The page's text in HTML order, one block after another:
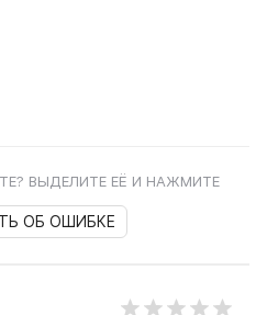
ВЫДЕЛИТЕ ЕЁ И НАЖМИТЕ
ОБ ОШИБКЕ